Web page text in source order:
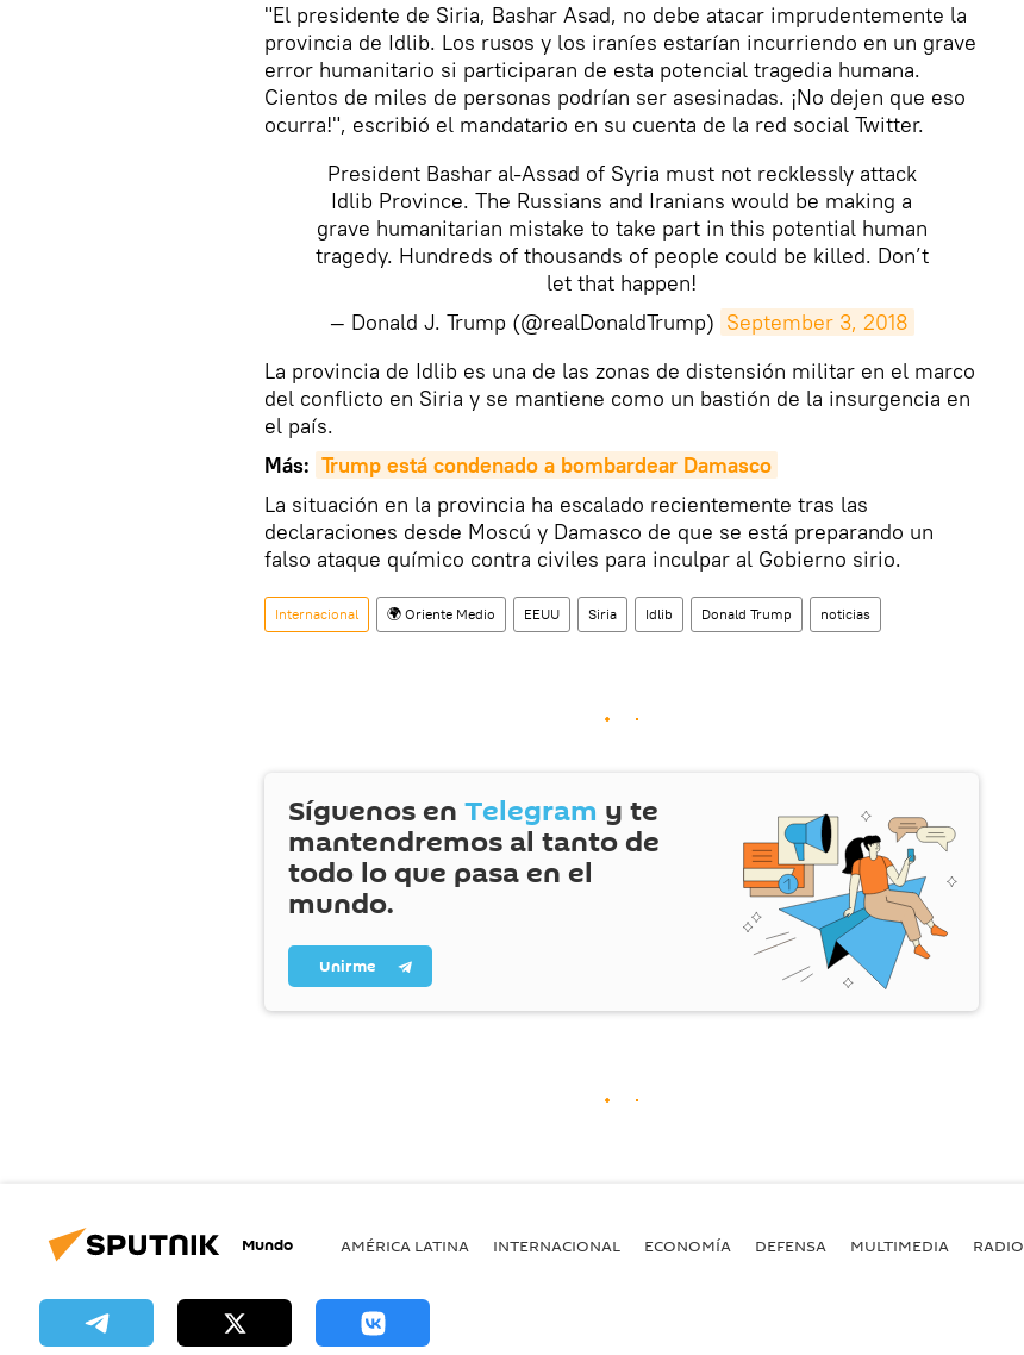
"El presidente de Siria, Bashar Asad, no debe atacar imprudentemente la
provincia de Idlib. Los rusos y los iraníes estarían incurriendo en un grave
error humanitario si participaran de esta potencial tragedia humana.
Cientos de miles de personas podrían ser asesinadas. ¡No dejen que eso
ocurra!", escribió el mandatario en su cuenta de la red social Twitter.
President Bashar al-Assad of Syria must not recklessly attack
Idlib Province. The Russians and Iranians would be making a
grave humanitarian mistake to take part in this potential human
tragedy. Hundreds of thousands of people could be killed. Don’t
let that happen!
— Donald J. Trump (@realDonaldTrump) September 3, 2018
La provincia de Idlib es una de las zonas de distensión militar en el marco
del conflicto en Siria y se mantiene como un bastión de la insurgencia en
el país.
Más: Trump está condenado a bombardear Damasco
La situación en la provincia ha escalado recientemente tras las
declaraciones desde Moscú y Damasco de que se está preparando un
falso ataque químico contra civiles para inculpar al Gobierno sirio.
Internacional 🌍 Oriente Medio EEUU Siria Idlib Donald Trump noticias
Síguenos en Telegram y te
mantendremos al tanto de
todo lo que pasa en el
mundo.
Unirme
Mundo AMÉRICA LATINA INTERNACIONAL ECONOMÍA DEFENSA MULTIMEDIA RADIO